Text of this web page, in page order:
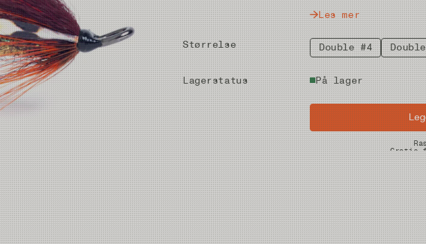
Les mer
Størrelse Double #4
Lagerstatus På lager
Gratis